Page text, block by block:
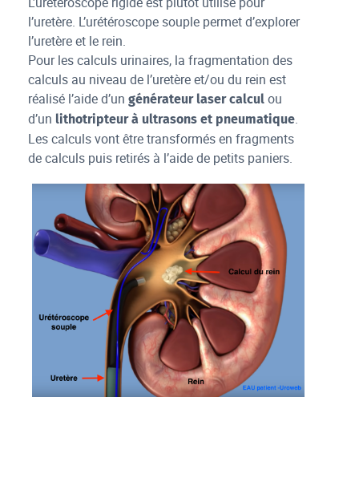
l’uretère. L’urétéroscope souple permet d’explorer
l’uretère et le rein.
Pour les calculs urinaires, la fragmentation des
calculs au niveau de l’uretère et/ou du rein est
réalisé l’aide d’ungénérateur laser calcul ou
d’un lithotripteur à ultrasons et pneumatique.
Les calculs vont être transformés en fragments
de calculs puis retirés à l’aide de petits paniers.